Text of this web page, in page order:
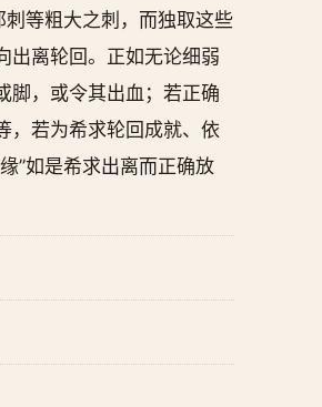
等粗大之刺，而独取这些
出离轮回。正如无论细弱
脚，或令其出血；若正确
，若为希求轮回成就、依
”如是希求出离而正确放